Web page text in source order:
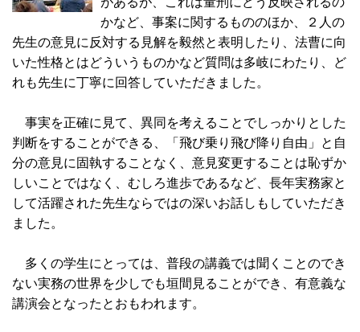
かなど、事案に関するもののほか、２人の
先生の意見に反対する見解を毅然と表明したり、法曹に向
いた性格とはどういうものかなど質問は多岐にわたり、ど
れも先生に丁寧に回答していただきました。
事実を正確に見て、異同を考えることでしっかりとした
判断をすることができる、「飛び乗り飛び降り自由」と自
分の意見に固執することなく、意見変更することは恥ずか
しいことではなく、むしろ進歩であるなど、長年実務家と
して活躍された先生ならではの深いお話しもしていただき
ました。
多くの学生にとっては、普段の講義では聞くことのでき
ない実務の世界を少しでも垣間見ることができ、有意義な
講演会となったとおもわれます。